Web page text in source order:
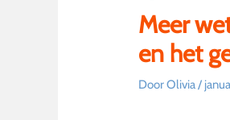
Meer
en het
DoorOlivia/